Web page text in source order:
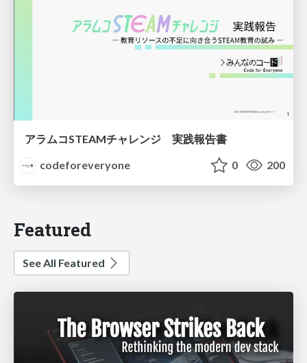
アラムコSTEAMチャレンジ 実践報告書
codeforeveryone
0 200
Featured
See All Featured